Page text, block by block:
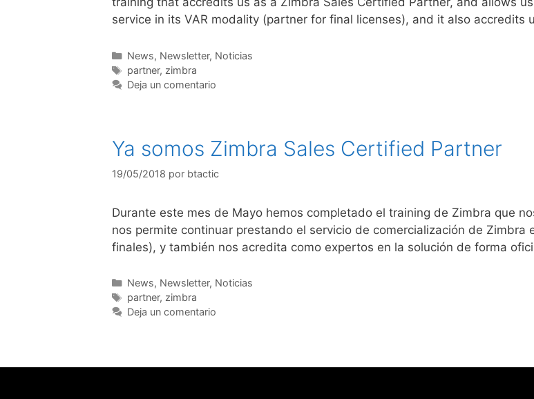
service in its VAR modality (partner for final licenses), and it also accredits
News, Newsletter, Noticias
partner, zimbra
Deja un comentario
Ya somos Zimbra Sales Certified Partner
19/05/2018 por btactic
Durante este mes de Mayo hemos completado el training de Zimbra que
nos permite continuar prestando el servicio de comercialización de Zimbra
finales), y también nos acredita como expertos en la solución de forma
News, Newsletter, Noticias
partner, zimbra
Deja un comentario